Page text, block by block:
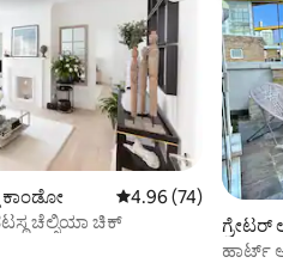
ಕಾಂಡೋ 5 ರಲ್ಲಿ 4.96 ಸರಾಸರಿ
4.96 (74)
ಚೆಲ್ಸಿಯಾ ಚಿಕ್
ಗ್ರೇಟರ್
ಹಾರ್ಟ್